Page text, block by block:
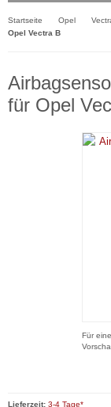
Startseite Opel
Opel Vectra B
für Opel
Für
Lieferzeit: 3-4 Tage*